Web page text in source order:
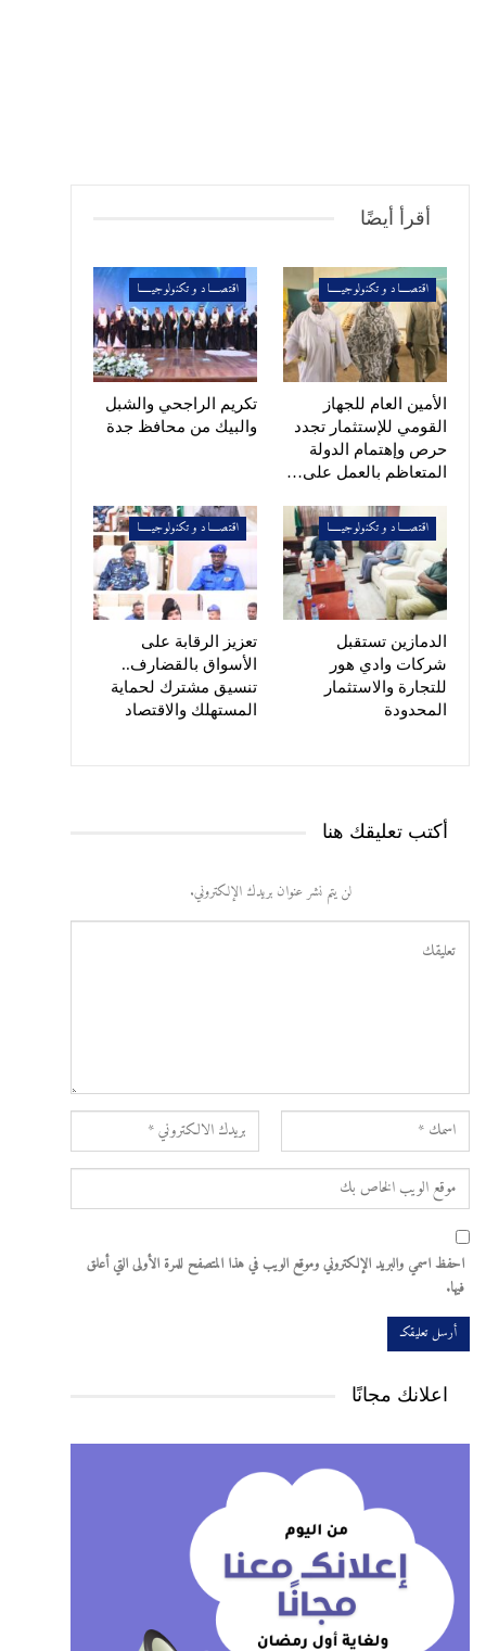
أقرأ أيضًا
اقتصــــاد و تكنولوجيـــــا
الأمين العام للجهاز
القومي للإستثمار تجدد
حرص وإهتمام الدولة
المتعاظم بالعمل على…
اقتصــــاد و تكنولوجيـــــا
تكريم الراجحي والشبل
والبيك من محافظ جدة
اقتصــــاد و تكنولوجيـــــا
الدمازين تستقبل
شركات وادي هور
للتجارة والاستثمار
المحدودة
اقتصــــاد و تكنولوجيـــــا
تعزيز الرقابة على
الأسواق بالقضارف..
تنسيق مشترك لحماية
المستهلك والاقتصاد
أكتب تعليقك هنا
لن يتم نشر عنوان بريدك الإلكتروني.
احفظ اسمي والبريد الإلكتروني وموقع الويب في هذا المتصفح للمرة الأولى التي أعلق
فيها.
اعلانك مجانًا